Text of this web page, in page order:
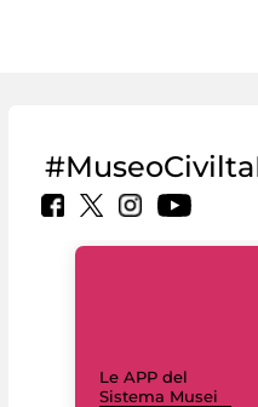
Le APP del
Sistema Musei